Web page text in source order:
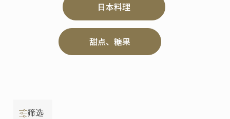
日本料理
甜点、糖果
筛选